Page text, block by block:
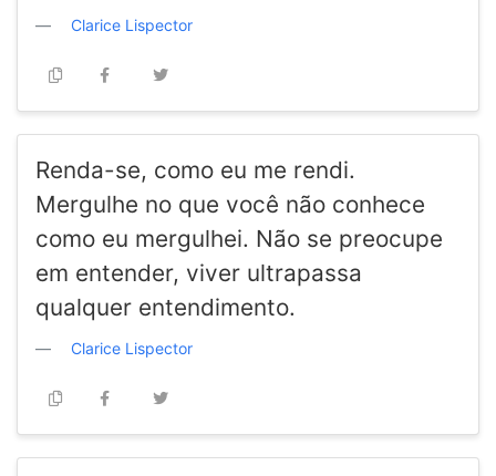
Clarice Lispector
Renda-se, como eu me rendi.
Mergulhe no que você não conhece
como eu mergulhei. Não se preocupe
em entender, viver ultrapassa
qualquer entendimento.
Clarice Lispector